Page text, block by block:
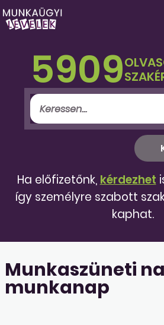
5909
Ha előfizetőnk, kérdezhet
így személyre szabott
kaphat.
Munkaszüneti
munkanap